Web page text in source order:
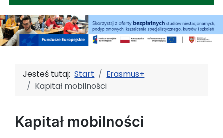
Jesteś tutaj:Start
Erasmus+
Kapitał mobilności
Kapitał mobilności